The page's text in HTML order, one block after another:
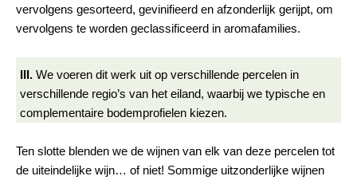
vervolgens gesorteerd, gevinifieerd en afzonderlijk gerijpt, om
vervolgens te worden geclassificeerd in aromafamilies.
III. We voeren dit werk uit op verschillende percelen in
verschillende regio’s van het eiland, waarbij we typische en
complementaire bodemprofielen kiezen.
Ten slotte blenden we de wijnen van elk van deze percelen tot
de uiteindelijke wijn… of niet! Sommige uitzonderlijke wijnen